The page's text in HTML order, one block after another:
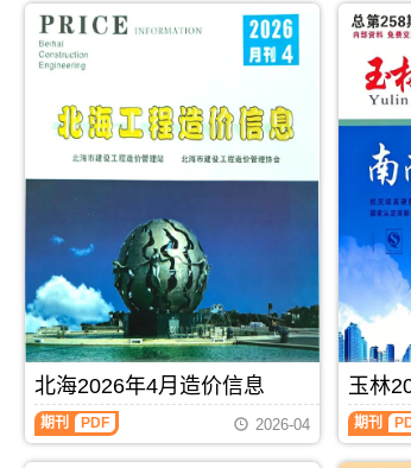
息
期
刊
PDF
期
刊
PDF
属
于
河
池
市
造
价
信
息
期
刊
北海2026年4月造价信息
期刊 PDF 2026-04
玉林
期刊